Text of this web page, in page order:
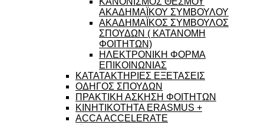
ΑΚΑΔΗΜΑΪΚΟΥ ΣΥΜΒΟΥΛΟΥ
ΑΚΑΔΗΜΑΪΚΟΣ ΣΥΜΒΟΥΛΟΣ
ΣΠΟΥΔΩΝ ( ΚΑΤΑΝΟΜΗ
ΦΟΙΤΗΤΩΝ)
ΗΛΕΚΤΡΟΝΙΚΗ ΦΟΡΜΑ
ΕΠΙΚΟΙΝΩΝΙΑΣ
ΚΑΤΑΤΑΚΤΗΡΙΕΣ ΕΞΕΤΑΣΕΙΣ
ΟΔΗΓΟΣ ΣΠΟΥΔΩΝ
ΠΡΑΚΤΙΚΗ ΑΣΚΗΣΗ ΦΟΙΤΗΤΩΝ
ΚΙΝΗΤΙΚΟΤΗΤΑ ERASMUS +
ACCA ACCELERATE